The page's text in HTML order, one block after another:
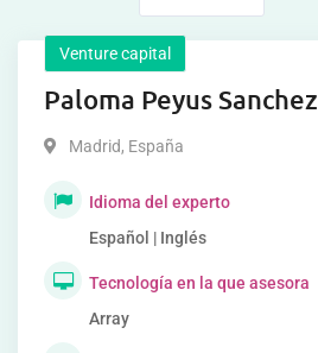
Venture capital
Paloma Peyus Sanchez
Madrid, España
Idioma del experto
Español | Inglés
Tecnología en la que asesora
Array